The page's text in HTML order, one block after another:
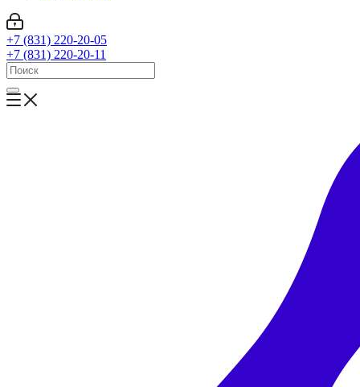
+7 (831) 220-20-05
+7 (831) 220-20-11